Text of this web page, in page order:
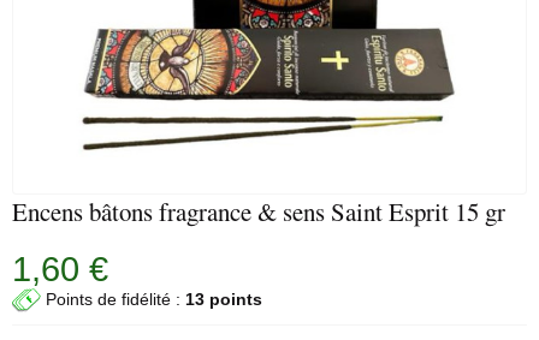
Encens bâtons fragrance & sens Saint Esprit 15 gr
1,60 €
Points de fidélité : 13 points